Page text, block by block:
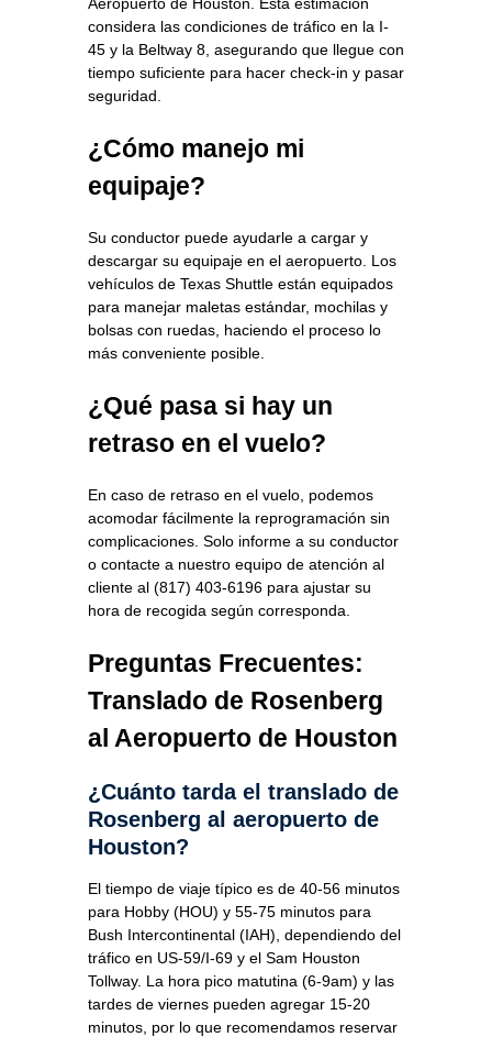
considera las condiciones de tráfico en la I-
45 y la Beltway 8, asegurando que llegue con
tiempo suficiente para hacer check-in y pasar
seguridad.
¿Cómo manejo mi
equipaje?
Su conductor puede ayudarle a cargar y
descargar su equipaje en el aeropuerto. Los
vehículos de Texas Shuttle están equipados
para manejar maletas estándar, mochilas y
bolsas con ruedas, haciendo el proceso lo
más conveniente posible.
¿Qué pasa si hay un
retraso en el vuelo?
En caso de retraso en el vuelo, podemos
acomodar fácilmente la reprogramación sin
complicaciones. Solo informe a su conductor
o contacte a nuestro equipo de atención al
cliente al (817) 403-6196 para ajustar su
hora de recogida según corresponda.
Preguntas Frecuentes:
Translado de Rosenberg
al Aeropuerto de Houston
¿Cuánto tarda el translado de
Rosenberg al aeropuerto de
Houston?
El tiempo de viaje típico es de 40-56 minutos
para Hobby (HOU) y 55-75 minutos para
Bush Intercontinental (IAH), dependiendo del
tráfico en US-59/I-69 y el Sam Houston
Tollway. La hora pico matutina (6-9am) y las
tardes de viernes pueden agregar 15-20
minutos, por lo que recomendamos reservar